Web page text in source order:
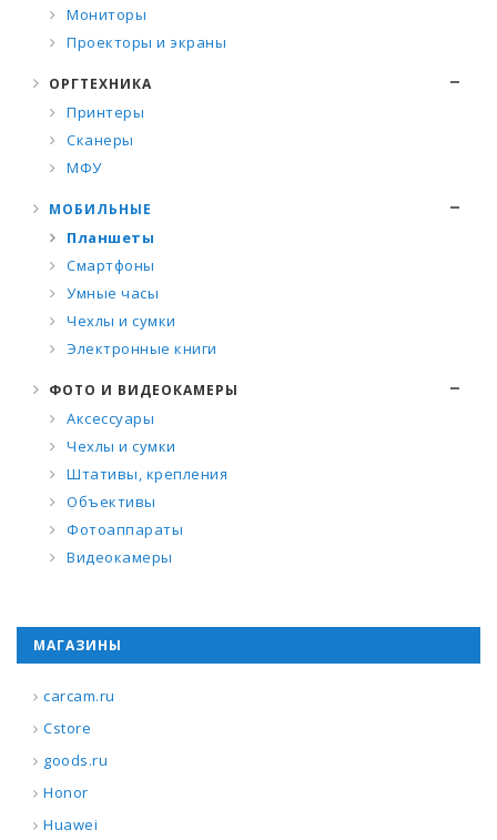
Мониторы
Проекторы и экраны
ОРГТЕХНИКА
Принтеры
Сканеры
МФУ
МОБИЛЬНЫЕ
Планшеты
Смартфоны
Умные часы
Чехлы и сумки
Электронные книги
ФОТО И ВИДЕОКАМЕРЫ
Аксессуары
Чехлы и сумки
Штативы, крепления
Объективы
Фотоаппараты
Видеокамеры
МАГАЗИНЫ
carcam.ru
Cstore
goods.ru
Honor
Huawei